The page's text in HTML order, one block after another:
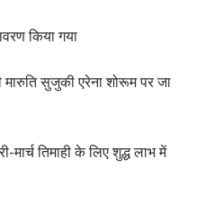
किया गया
सुजुकी एरेना शोरूम पर जा
तिमाही के लिए शुद्ध लाभ में